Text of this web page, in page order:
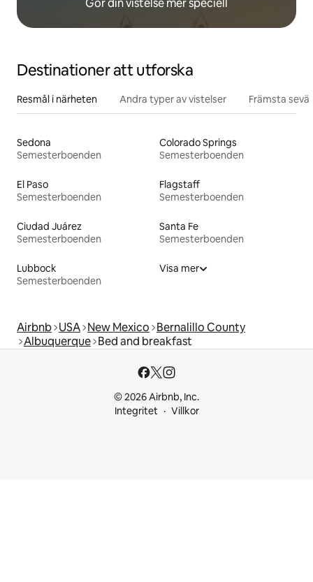
Gör din vistelse mer speciell
Destinationer att utforska
Resmål i närheten Andra typer av vistelser Främsta
Sedona
Semesterboenden
Colorado Springs
Semesterboenden
El Paso
Semesterboenden
Flagstaff
Semesterboenden
Ciudad Juárez
Semesterboenden
Santa Fe
Semesterboenden
Lubbock
Semesterboenden
Visa mer
Airbnb USA New Mexico Bernalillo County
Albuquerque Bed and breakfast
© 2026 Airbnb, Inc.
Integritet
Villkor